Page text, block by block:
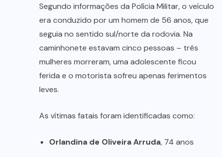
Segundo informações da Polícia Militar, o veículo
era conduzido por um homem de 56 anos, que
seguia no sentido sul/norte da rodovia. Na
caminhonete estavam cinco pessoas – três
mulheres morreram, uma adolescente ficou
ferida e o motorista sofreu apenas ferimentos
leves.
As vítimas fatais foram identificadas como:
Orlandina de Oliveira Arruda, 74 anos